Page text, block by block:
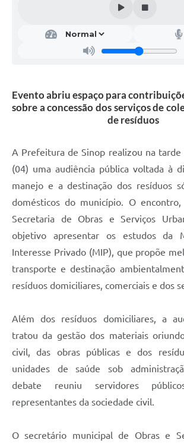
Evento abriu espaço para
sobre a concessão dos serviços de
de resíduos
A Prefeitura de Sinop realizou na tarde
(04) uma audiência pública voltada à
manejo e a destinação dos resíduos
domésticos do município. O
Secretaria de Obras e Serviços
objetivo apresentar os estudos da
Interesse Privado (MIP), que propõe
transporte e destinação
resíduos domiciliares, comerciais e dos
Além dos resíduos domiciliares, a
tratou da gestão dos materiais
civil, das obras públicas e dos
unidades de saúde sob
debate reuniu servidores
representantes da sociedade civil.
O secretário municipal de Obras e